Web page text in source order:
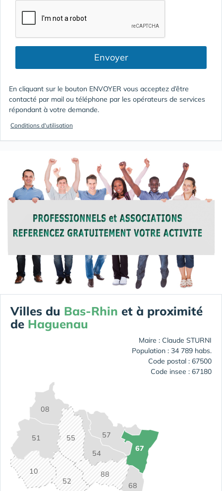
Envoyer
En cliquant sur le bouton ENVOYER vous acceptez d’être
contacté par mail ou téléphone par les opérateurs de services
répondant à votre demande.
Conditions d'utilisation
Villes du Bas-Rhin et à proximité
de Haguenau
Maire : Claude STURNI
Population : 34 789 habs.
Code postal : 67500
Code insee : 67180
08
10
51
52
54
55 57
67
68
88